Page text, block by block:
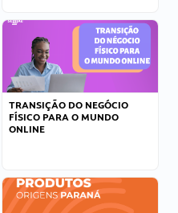
TRANSIÇÃO DO NEGÓCIO
FÍSICO PARA O MUNDO
ONLINE